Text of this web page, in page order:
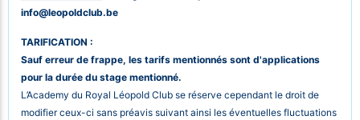
info@leopoldclub.be
TARIFICATION :
Sauf erreur de frappe, les tarifs mentionnés sont d'applications
pour la durée du stage mentionné.
L’Academy du Royal Léopold Club se réserve cependant le droit de
modifier ceux-ci sans préavis suivant ainsi les éventuelles fluctuations